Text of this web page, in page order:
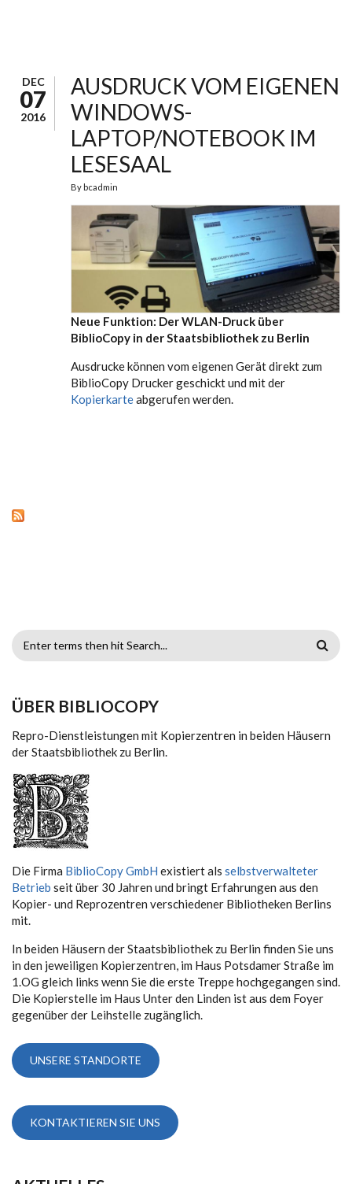
DEC
07
2016
AUSDRUCK VOM EIGENEN
WINDOWS-
LAPTOP/NOTEBOOK IM
LESESAAL
By bcadmin
Neue Funktion: Der WLAN-Druck über
BiblioCopy in der Staatsbibliothek zu Berlin
Ausdrucke können vom eigenen Gerät direkt zum
BiblioCopy Drucker geschickt und mit der
Kopierkarteabgerufen werden.
SEARCH FORM
ÜBER BIBLIOCOPY
Repro-Dienstleistungen mit Kopierzentren in beiden Häusern
der Staatsbibliothek zu Berlin.
Die Firma BiblioCopy GmbH existiert als selbstverwalteter
Betrieb seit über 30 Jahren und bringt Erfahrungen aus den
Kopier- und Reprozentren verschiedener Bibliotheken Berlins
mit.
In beiden Häusern der Staatsbibliothek zu Berlin finden Sie uns
in den jeweiligen Kopierzentren, im Haus Potsdamer Straße im
1.OG gleich links wenn Sie die erste Treppe hochgegangen sind.
Die Kopierstelle im Haus Unter den Linden ist aus dem Foyer
gegenüber der Leihstelle zugänglich.
UNSERE STANDORTE
KONTAKTIEREN SIE UNS